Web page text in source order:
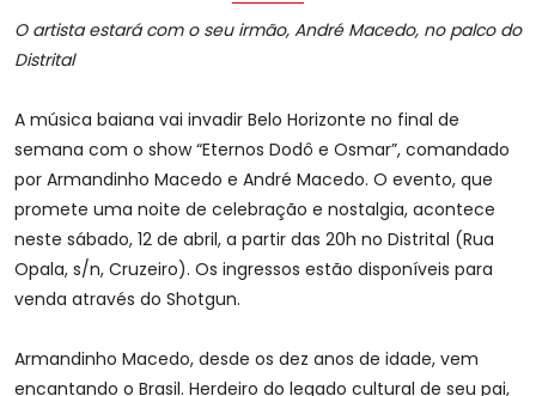
O artista estará com o seu irmão, André Macedo, no palco do
Distrital
A música baiana vai invadir Belo Horizonte no final de
semana com o show “Eternos Dodô e Osmar”, comandado
por Armandinho Macedo e André Macedo. O evento, que
promete uma noite de celebração e nostalgia, acontece
neste sábado, 12 de abril, a partir das 20h no Distrital (Rua
Opala, s/n, Cruzeiro). Os ingressos estão disponíveis para
venda através do Shotgun.
Armandinho Macedo, desde os dez anos de idade, vem
encantando o Brasil. Herdeiro do legado cultural de seu pai,